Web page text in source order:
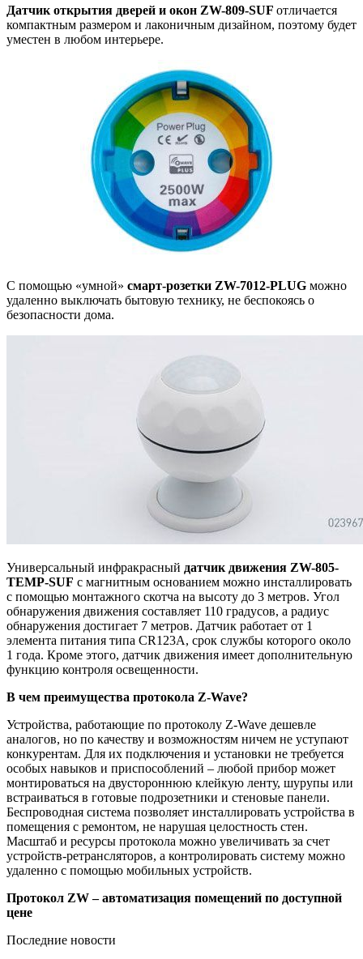
Датчик открытия дверей и окон ZW-809-SUF отличается
компактным размером и лаконичным дизайном, поэтому будет
уместен в любом интерьере.
С помощью «умной» смарт-розетки ZW-7012-PLUG можно
удаленно выключать бытовую технику, не беспокоясь о
безопасности дома.
Универсальный инфракрасный датчик движения ZW-805-
TEMP-SUF с магнитным основанием можно инсталлировать
с помощью монтажного скотча на высоту до 3 метров. Угол
обнаружения движения составляет 110 градусов, а радиус
обнаружения достигает 7 метров. Датчик работает от 1
элемента питания типа CR123A, срок службы которого около
1 года. Кроме этого, датчик движения имеет дополнительную
функцию контроля освещенности.
В чем преимущества протокола Z-Wave?
Устройства, работающие по протоколу Z-Wave дешевле
аналогов, но по качеству и возможностям ничем не уступают
конкурентам. Для их подключения и установки не требуется
особых навыков и приспособлений – любой прибор может
монтироваться на двустороннюю клейкую ленту, шурупы или
встраиваться в готовые подрозетники и стеновые панели.
Беспроводная система позволяет инсталлировать устройства в
помещения с ремонтом, не нарушая целостность стен.
Масштаб и ресурсы протокола можно увеличивать за счет
устройств-ретрансляторов, а контролировать систему можно
удаленно с помощью мобильных устройств.
Протокол ZW – автоматизация помещений по доступной
цене
Последние новости